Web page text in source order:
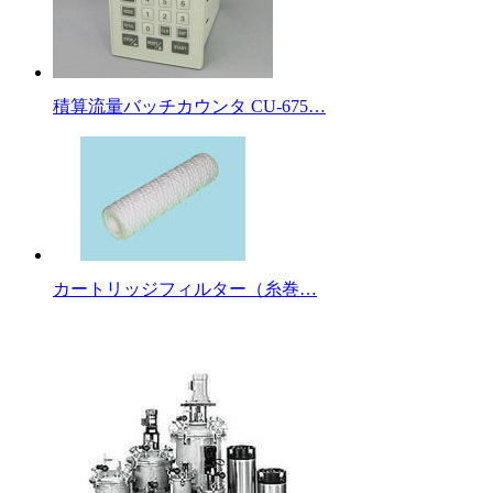
積算流量バッチカウンタ CU-675…
カートリッジフィルター（糸巻…